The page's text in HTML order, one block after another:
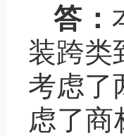
答：
装跨类
考虑了
虑了商